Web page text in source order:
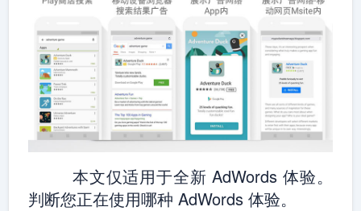
本文仅适用于全新 AdWords 体验。
判断您正在使用哪种 AdWords 体验。